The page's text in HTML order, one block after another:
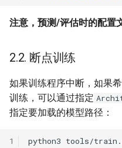
注意，预测/评估时的配置
2.2. 断点训练
如果训练程序中断，如果
训练，可以通过指定
指定要加载的模型路径：
1 python3 tools/